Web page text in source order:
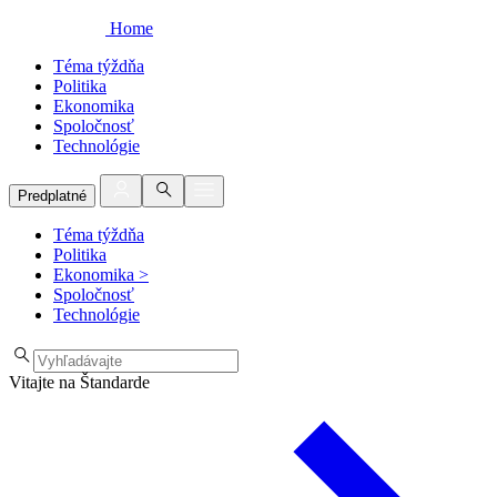
Home
Téma týždňa
Politika
Ekonomika
Spoločnosť
Technológie
Predplatné
Téma týždňa
Politika
Ekonomika >
Spoločnosť
Technológie
Vitajte na Štandarde